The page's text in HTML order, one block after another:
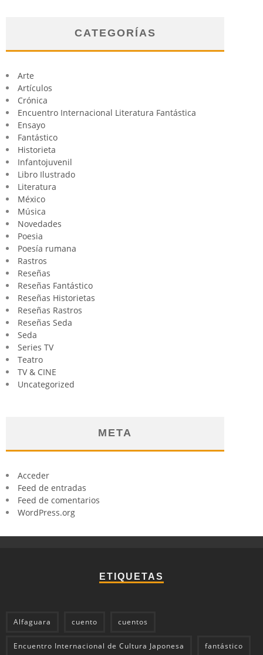
CATEGORÍAS
Arte
Artículos
Crónica
Encuentro Internacional Literatura Fantástica
Ensayo
Fantástico
Historieta
Infantojuvenil
Libro Ilustrado
Literatura
México
Música
Novedades
Poesia
Poesía rumana
Rastros
Reseñas
Reseñas Fantástico
Reseñas Historietas
Reseñas Rastros
Reseñas Seda
Seda
Series TV
Teatro
TV & CINE
Uncategorized
META
Acceder
Feed de entradas
Feed de comentarios
WordPress.org
ETIQUETAS
Alfaguara cuento cuentos
Encuentro Internacional de Cultura Japonesa fantástico